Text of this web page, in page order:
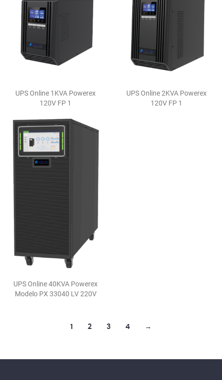
UPS Online 1KVA Powerex
120V FP 1
UPS Online 2KVA Powerex
120V FP 1
UPS Online 40KVA Powerex
Modelo PX 33040 LV 220V
1 2 3 4 →